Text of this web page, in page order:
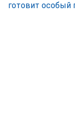
готовит особый